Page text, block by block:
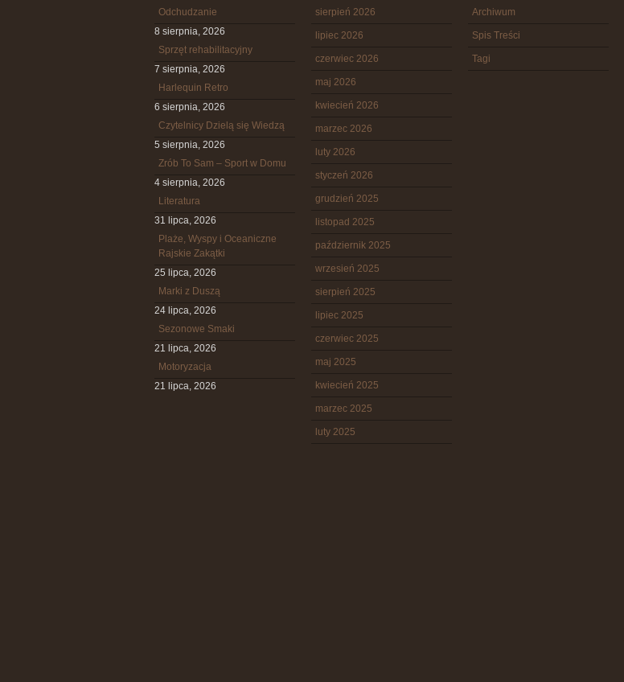
Odchudzanie
8 sierpnia, 2026
Sprzęt rehabilitacyjny
7 sierpnia, 2026
Harlequin Retro
6 sierpnia, 2026
Czytelnicy Dzielą się Wiedzą
5 sierpnia, 2026
Zrób To Sam – Sport w Domu
4 sierpnia, 2026
Literatura
31 lipca, 2026
Plaże, Wyspy i Oceaniczne
Rajskie Zakątki
25 lipca, 2026
Marki z Duszą
24 lipca, 2026
Sezonowe Smaki
21 lipca, 2026
Motoryzacja
21 lipca, 2026
sierpień 2026
lipiec 2026
czerwiec 2026
maj 2026
kwiecień 2026
marzec 2026
luty 2026
styczeń 2026
grudzień 2025
listopad 2025
październik 2025
wrzesień 2025
sierpień 2025
lipiec 2025
czerwiec 2025
maj 2025
kwiecień 2025
marzec 2025
luty 2025
Archiwum
Spis Treści
Tagi